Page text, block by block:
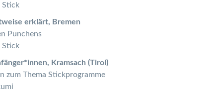
Stick
erklärt, Bremen
Punchens
Stick
Kramsach (Tirol)
zum Thema Stickprogramme